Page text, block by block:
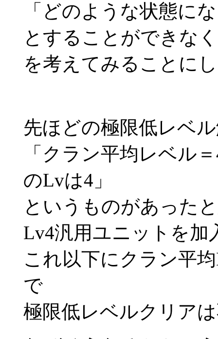
「どのような状態に
とすることができな
を考えてみることに
先ほどの極限低レベ
「クラン平均レベル
のLvは4」
というものがあった
Lv4汎用ユニットを加
これ以下にクラン平
で
極限低レベルクリア